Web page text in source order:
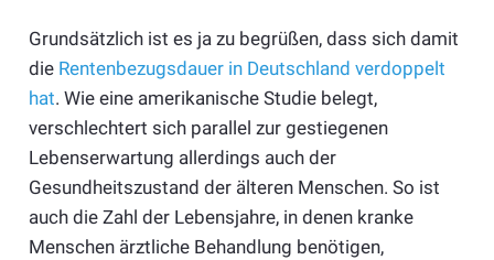
Grundsätzlich ist es ja zu begrüßen, dass sich damit
die Rentenbezugsdauer in Deutschland verdoppelt
hat. Wie eine amerikanische Studie belegt,
verschlechtert sich parallel zur gestiegenen
Lebenserwartung allerdings auch der
Gesundheitszustand der älteren Menschen. So ist
auch die Zahl der Lebensjahre, in denen kranke
Menschen ärztliche Behandlung benötigen,